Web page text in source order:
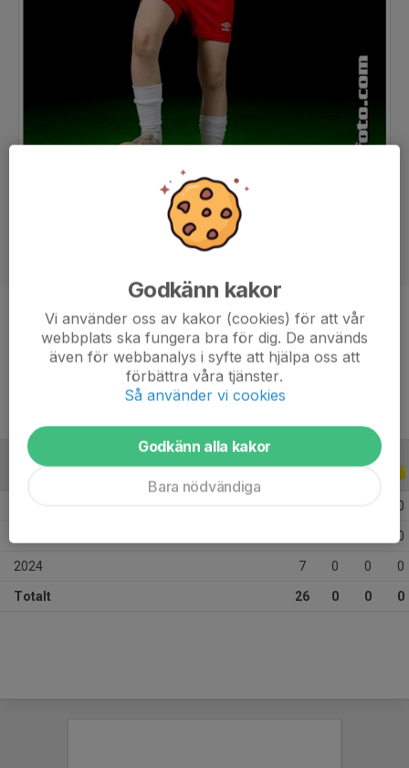
Position
-
11 år
0
0
2024 7 0 0 0
Totalt 26 0 0 0
Godkänn kakor
Vi använder oss av kakor (cookies) för att vår
webbplats ska fungera bra för dig. De används
även för webbanalys i syfte att hjälpa oss att
förbättra våra tjänster.
Så använder vi cookies
Godkänn alla kakor
Bara nödvändiga